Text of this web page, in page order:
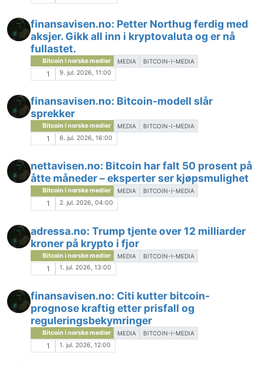
finansavisen.no: Petter Northug ferdig med
aksjer. Gikk all inn i kryptovaluta og er nå
fullastet.
Bitcoin i norske medier MEDIA BITCOIN-I-MEDIA
1 9. jul. 2026, 11:00
finansavisen.no: Bitcoin-modell slår
sprekker
Bitcoin i norske medier MEDIA BITCOIN-I-MEDIA
1 6. jul. 2026, 16:00
nettavisen.no: Bitcoin har falt 50 prosent på
åtte måneder – eksperter ser kjøpsmulighet
Bitcoin i norske medier MEDIA BITCOIN-I-MEDIA
1 2. jul. 2026, 04:00
adressa.no: Trump tjente over 12 milliarder
kroner på krypto i fjor
Bitcoin i norske medier MEDIA BITCOIN-I-MEDIA
1 1. jul. 2026, 13:00
finansavisen.no: Citi kutter bitcoin-
prognose kraftig etter prisfall og
reguleringsbekymringer
Bitcoin i norske medier MEDIA BITCOIN-I-MEDIA
1 1. jul. 2026, 12:00